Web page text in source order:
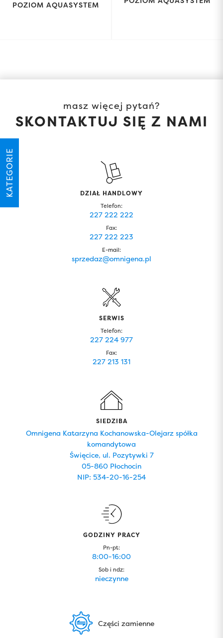
KATEGORIE
POZIOM AQUASYSTEM
masz więcej pytań?
SKONTAKTUJ SIĘ Z NAMI
DZIAŁ HANDLOWY
Telefon:
227 222 222
Fax:
227 222 223
E-mail:
sprzedaz@omnigena.pl
SERWIS
Telefon:
227 224 977
Fax:
227 213 131
SIEDZIBA
Omnigena Katarzyna Kochanowska-Olejarz spółka
komandytowa
Święcice, ul. Pozytywki 7
05-860 Płochocin
NIP: 534-20-16-254
GODZINY PRACY
Pn-pt:
8:00-16:00
Sob i ndz:
nieczynne
Części zamienne